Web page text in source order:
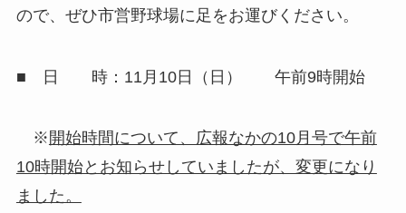
ので、ぜひ市営野球場に足をお運びください。
■ 日 時：11月10日（日） 午前9時開始
※ 開始時間について、広報なかの10月号で午前
10時開始とお知らせしていましたが、変更になり
ました。